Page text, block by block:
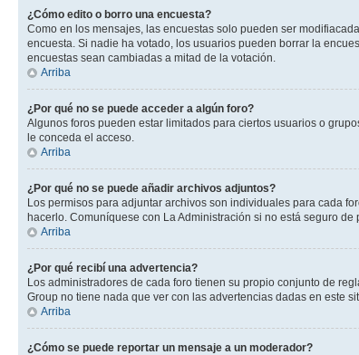
¿Cómo edito o borro una encuesta?
Como en los mensajes, las encuestas solo pueden ser
encuesta. Si nadie ha votado, los usuarios pueden borrar la
encuestas sean cambiadas a mitad de la votación.
Arriba
¿Por qué no se puede acceder a algún foro?
Algunos foros pueden estar limitados para ciertos usuarios o
le conceda el acceso.
Arriba
¿Por qué no se puede añadir archivos adjuntos?
Los permisos para adjuntar archivos son individuales para cada
hacerlo. Comuníquese con La Administración si no está seguro
Arriba
¿Por qué recibí una advertencia?
Los administradores de cada foro tienen su propio conjunto de
Group no tiene nada que ver con las advertencias dadas en este
Arriba
¿Cómo se puede reportar un mensaje a un moderador?